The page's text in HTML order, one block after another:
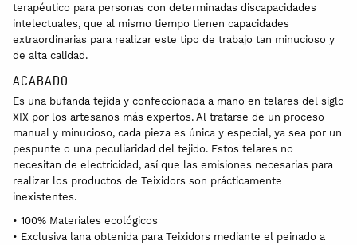
terapéutico para personas con determinadas discapacidades
intelectuales, que al mismo tiempo tienen capacidades
extraordinarias para realizar este tipo de trabajo tan minucioso y
de alta calidad.
ACABADO:
Es una bufanda tejida y confeccionada a mano en telares del siglo
XIX por los artesanos más expertos. Al tratarse de un proceso
manual y minucioso, cada pieza es única y especial, ya sea por un
pespunte o una peculiaridad del tejido. Estos telares no
necesitan de electricidad, así que las emisiones necesarias para
realizar los productos de Teixidors son prácticamente
inexistentes.
• 100% Materiales ecológicos
• Exclusiva lana obtenida para Teixidors mediante el peinado a